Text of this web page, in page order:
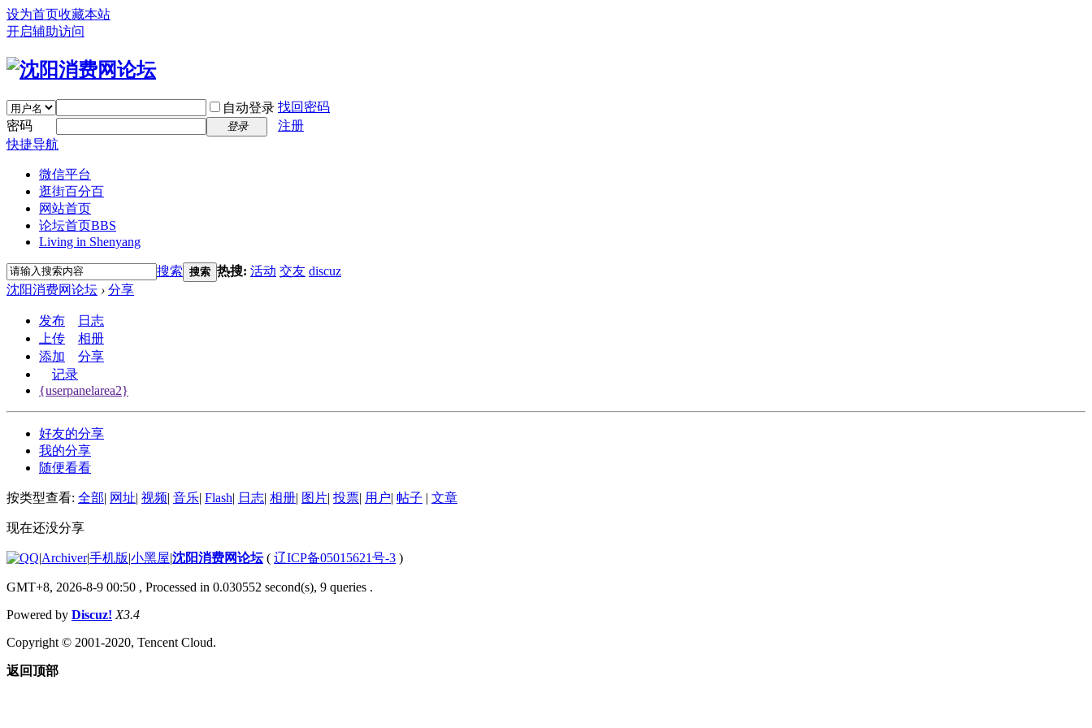
设为首页收藏本站
开启辅助访问
自动登录 找回密码
密码
登录
注册
快捷导航
微信平台
逛街百分百
网站首页
论坛首页BBS
Living in Shenyang
搜索 搜索 热搜: 活动 交友 discuz
沈阳消费网论坛 › 分享
发布
日志
上传
相册
添加
分享
记录
{userpanelarea2}
好友的分享
我的分享
随便看看
按类型查看: 全部| 网址| 视频| 音乐| Flash| 日志| 相册| 图片| 投票| 用户| 帖子 | 文章
现在还没分享
|Archiver|手机版|小黑屋|沈阳消费网论坛( 辽ICP备05015621号-3 )
GMT+8, 2026-8-9 00:50 , Processed in 0.030552 second(s), 9 queries .
Powered by Discuz! X3.4
Copyright © 2001-2020, Tencent Cloud.
返回顶部